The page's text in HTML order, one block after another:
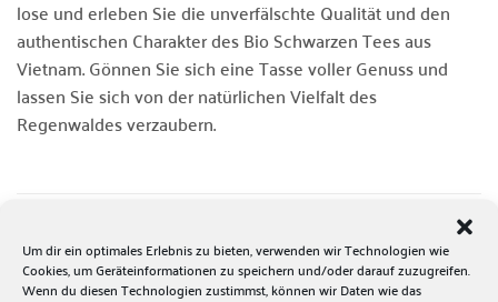
Um dir ein optimales Erlebnis zu bieten, verwenden wir Technologien wie
Cookies, um Geräteinformationen zu speichern und/oder darauf zuzugreifen.
Wenn du diesen Technologien zustimmst, können wir Daten wie das
lose und erleben Sie die unverfälschte Qualität und den
authentischen Charakter des Bio Schwarzen Tees aus
Vietnam. Gönnen Sie sich eine Tasse voller Genuss und
lassen Sie sich von der natürlichen Vielfalt des
Regenwaldes verzaubern.